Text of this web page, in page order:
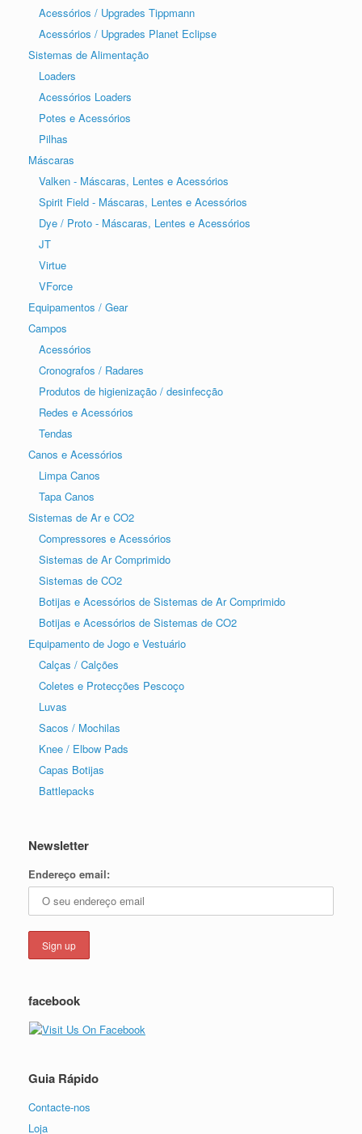
Acessórios / Upgrades Tippmann
Acessórios / Upgrades Planet Eclipse
Sistemas de Alimentação
Loaders
Acessórios Loaders
Potes e Acessórios
Pilhas
Máscaras
Valken - Máscaras, Lentes e Acessórios
Spirit Field - Máscaras, Lentes e Acessórios
Dye / Proto - Máscaras, Lentes e Acessórios
JT
Virtue
VForce
Equipamentos / Gear
Campos
Acessórios
Cronografos / Radares
Produtos de higienização / desinfecção
Redes e Acessórios
Tendas
Canos e Acessórios
Limpa Canos
Tapa Canos
Sistemas de Ar e CO2
Compressores e Acessórios
Sistemas de Ar Comprimido
Sistemas de CO2
Botijas e Acessórios de Sistemas de Ar Comprimido
Botijas e Acessórios de Sistemas de CO2
Equipamento de Jogo e Vestuário
Calças / Calções
Coletes e Protecções Pescoço
Luvas
Sacos / Mochilas
Knee / Elbow Pads
Capas Botijas
Battlepacks
Newsletter
Endereço email:
facebook
Guia Rápido
Contacte-nos
Loja